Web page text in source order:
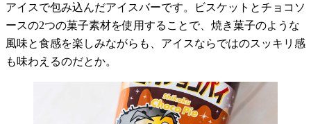
アイスで包み込んだアイスバーです。ビスケットとチョコソ
ースの2つの菓子素材を使用することで、焼き菓子のような
風味と食感を楽しみながらも、アイスならではのスッキリ感
も味わえるのだとか。